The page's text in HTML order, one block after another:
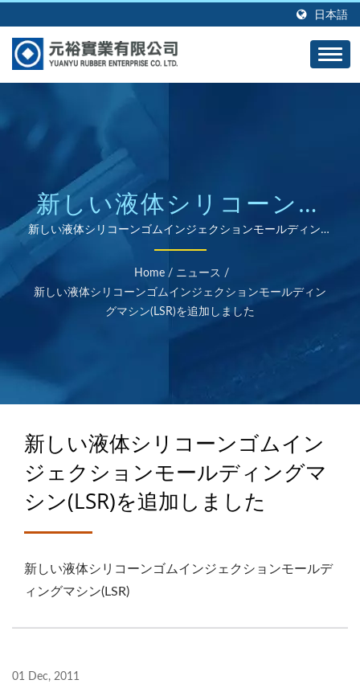
日本語
新しい液体シリコーンゴ
ムインジェクションモー
ルディングマシン(LSR)を
追加しました | カスタム
ゴム製品メーカーとして
の40年以上の専門知識
新しい液体シリコーンゴムインジェクションモールディング
マシン(LSR)を追加しました | ISOおよびRoHS認証のゴム部
品サプライヤー
Home / ニュース /
新しい液体シリコーンゴムインジェクションモールディン
グマシン(LSR)を追加しました
新しい液体シリコーンゴムイン
ジェクションモールディングマ
シン(LSR)を追加しました
新しい液体シリコーンゴムインジェクションモールデ
ィングマシン(LSR)
01 Dec, 2011